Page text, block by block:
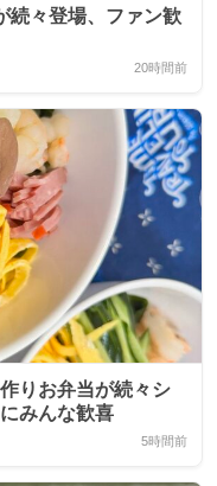
続々登場、ファン歓
20時間前
りお弁当が続々シ
みんな歓喜
5時間前